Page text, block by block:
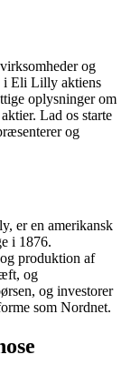
og
i Eli Lilly aktiens
oplysninger om
Lad os starte
og
er en amerikansk
i 1876.
produktion af
og
og investorer
som Nordnet.